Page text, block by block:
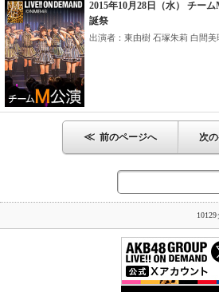
2015年10月28日（水） チー
誕祭
出演者：東由樹 石塚朱莉 白間美
≪ 前のページへ 次